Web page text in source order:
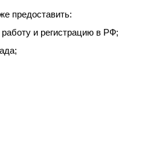
предоставить:
и регистрацию в РФ;